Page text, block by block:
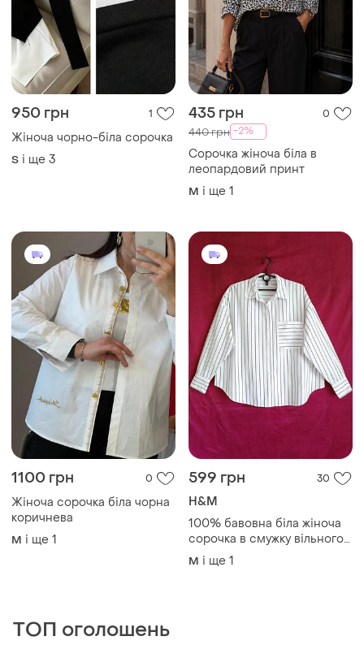
950 грн 1
Жіноча чорно-біла сорочка
S і ще 3
435 грн 0
440 грн -2%
Сорочка жіноча біла в
леопардовий принт
M і ще 1
1100 грн 0
Жіноча сорочка біла чорна
коричнева
M і ще 1
599 грн 30
H&M
100% бавовна біла жіноча
сорочка в смужку вільного
крою біла вільна сорочка
M і ще 1
ТОП оголошень